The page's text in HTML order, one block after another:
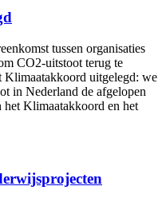
tussen organisaties
CO2-uitstoot terug te
Klimaatakkoord uitgelegd: we
in Nederland de afgelopen
het Klimaatakkoord en het